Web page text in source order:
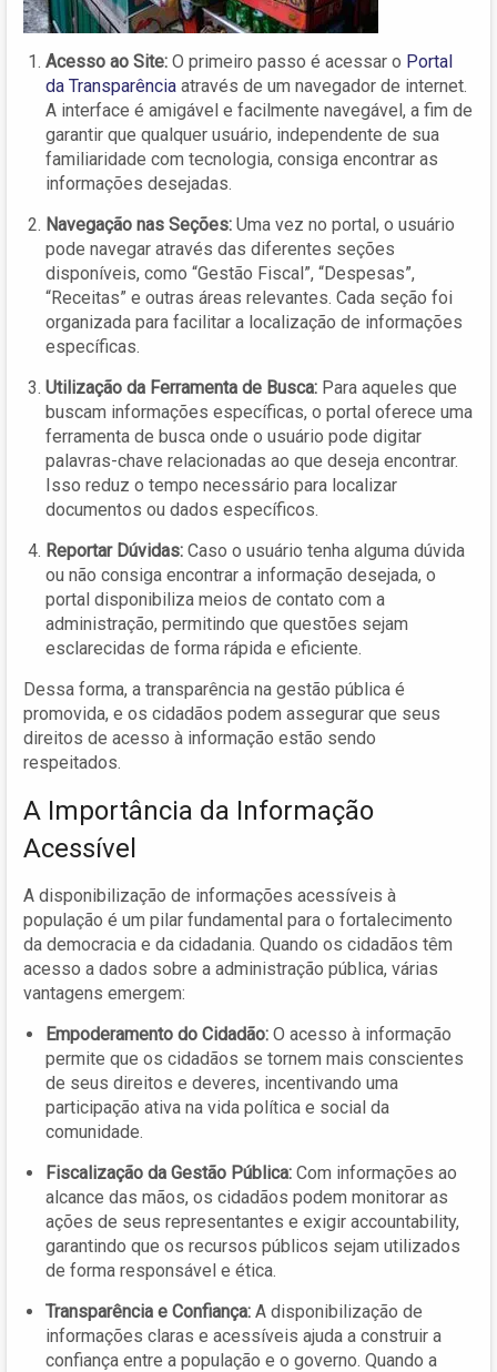
Acesso ao Site: O primeiro passo é acessar o Portal
da Transparência através de um navegador de internet.
A interface é amigável e facilmente navegável, a fim de
garantir que qualquer usuário, independente de sua
familiaridade com tecnologia, consiga encontrar as
informações desejadas.
Navegação nas Seções: Uma vez no portal, o usuário
pode navegar através das diferentes seções
disponíveis, como “Gestão Fiscal”, “Despesas”,
“Receitas” e outras áreas relevantes. Cada seção foi
organizada para facilitar a localização de informações
específicas.
Utilização da Ferramenta de Busca: Para aqueles que
buscam informações específicas, o portal oferece uma
ferramenta de busca onde o usuário pode digitar
palavras-chave relacionadas ao que deseja encontrar.
Isso reduz o tempo necessário para localizar
documentos ou dados específicos.
Reportar Dúvidas: Caso o usuário tenha alguma dúvida
ou não consiga encontrar a informação desejada, o
portal disponibiliza meios de contato com a
administração, permitindo que questões sejam
esclarecidas de forma rápida e eficiente.
Dessa forma, a transparência na gestão pública é
promovida, e os cidadãos podem assegurar que seus
direitos de acesso à informação estão sendo
respeitados.
A Importância da Informação
Acessível
A disponibilização de informações acessíveis à
população é um pilar fundamental para o fortalecimento
da democracia e da cidadania. Quando os cidadãos têm
acesso a dados sobre a administração pública, várias
vantagens emergem:
Empoderamento do Cidadão: O acesso à informação
permite que os cidadãos se tornem mais conscientes
de seus direitos e deveres, incentivando uma
participação ativa na vida política e social da
comunidade.
Fiscalização da Gestão Pública: Com informações ao
alcance das mãos, os cidadãos podem monitorar as
ações de seus representantes e exigir accountability,
garantindo que os recursos públicos sejam utilizados
de forma responsável e ética.
Transparência e Confiança: A disponibilização de
informações claras e acessíveis ajuda a construir a
confiança entre a população e o governo. Quando a